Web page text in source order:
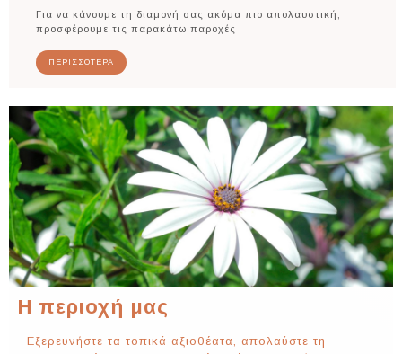
Για να κάνουμε τη διαμονή σας ακόμα πιο απολαυστική,
προσφέρουμε τις παρακάτω παροχές
ΠΕΡΙΣΣΟΤΕΡΑ
Η περιοχή μας
Εξερευνήστε τα τοπικά αξιοθέατα, απολαύστε τη